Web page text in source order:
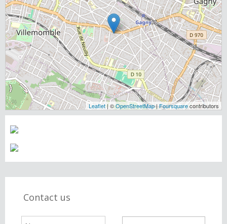
Leaflet | ©OpenStreetMap|Foursquarecontributors
Contact us